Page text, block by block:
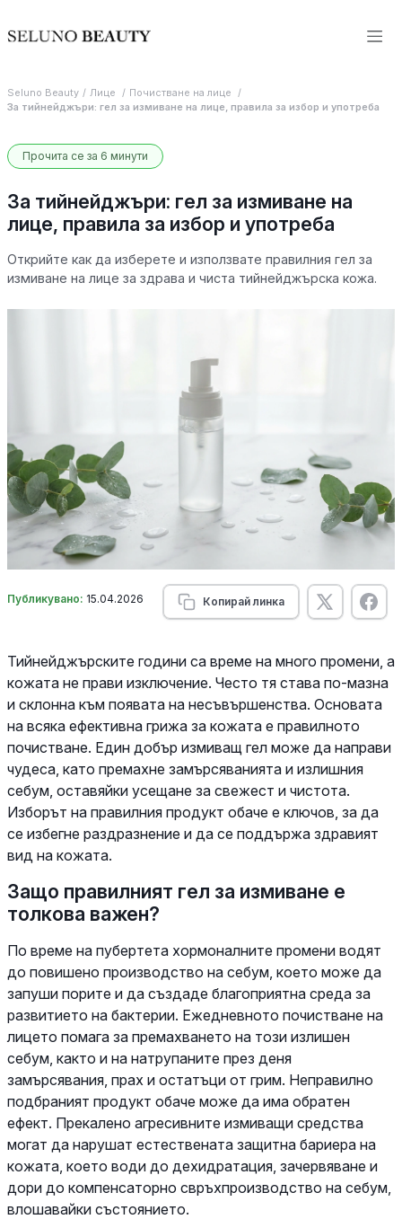
Seluno Beauty Лице
Почистване на лице
За тийнейджъри: гел за измиване на лице, правила за избор и употреба
Прочита се за 6 минути
За тийнейджъри: гел за измиване на
лице, правила за избор и употреба
Открийте как да изберете и използвате правилния гел за
измиване на лице за здрава и чиста тийнейджърска кожа.
Публикувано: 15.04.2026 Копирай линка
Тийнейджърските години са време на много промени, а
кожата не прави изключение. Често тя става по-мазна
и склонна към появата на несъвършенства. Основата
на всяка ефективна грижа за кожата е правилното
почистване. Един добър измиващ гел може да направи
чудеса, като премахне замърсяванията и излишния
себум, оставяйки усещане за свежест и чистота.
Изборът на правилния продукт обаче е ключов, за да
се избегне раздразнение и да се поддържа здравият
вид на кожата.
Защо правилният гел за измиване е
толкова важен?
По време на пубертета хормоналните промени водят
до повишено производство на себум, което може да
запуши порите и да създаде благоприятна среда за
развитието на бактерии. Ежедневното почистване на
лицето помага за премахването на този излишен
себум, както и на натрупаните през деня
замърсявания, прах и остатъци от грим. Неправилно
подбраният продукт обаче може да има обратен
ефект. Прекалено агресивните измиващи средства
могат да нарушат естествената защитна бариера на
кожата, което води до дехидратация, зачервяване и
дори до компенсаторно свръхпроизводство на себум,
влошавайки състоянието.